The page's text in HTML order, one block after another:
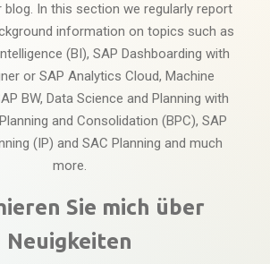
In this section we regularly report
information on topics such as
(BI), SAP Dashboarding with
or SAP Analytics Cloud, Machine
BW, Data Science and Planning with
and Consolidation (BPC), SAP
(IP) and SAC Planning and much
more.
Sie mich über
Neuigkeiten